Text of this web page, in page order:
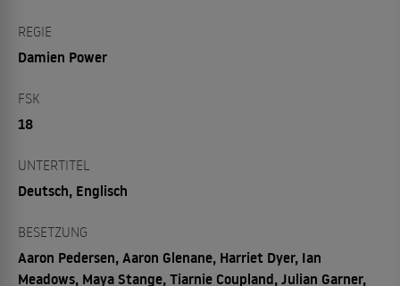
REGIE
Damien Power
FSK
18
UNTERTITEL
Deutsch, Englisch
BESETZUNG
Aaron Pedersen, Aaron Glenane, Harriet Dyer, Ian
Meadows, Maya Stange, Tiarnie Coupland, Julian Garner,